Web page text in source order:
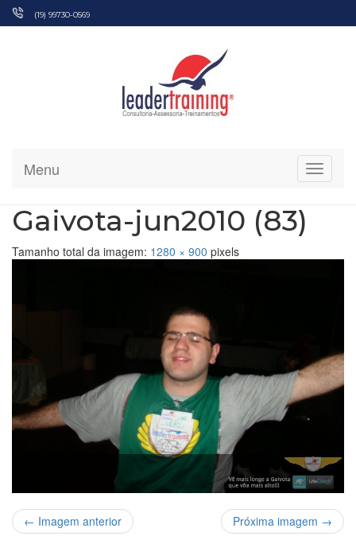
Pular
(19) 99730-0569
Menu
Gaivota-jun2010 (83)
Tamanho total da imagem: 1280 × 900 pixels
← Imagem anterior Próxima imagem →